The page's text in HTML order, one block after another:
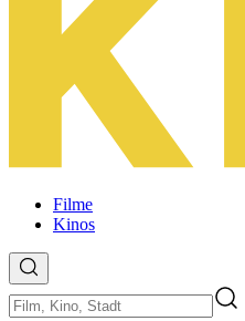
Filme
Kinos